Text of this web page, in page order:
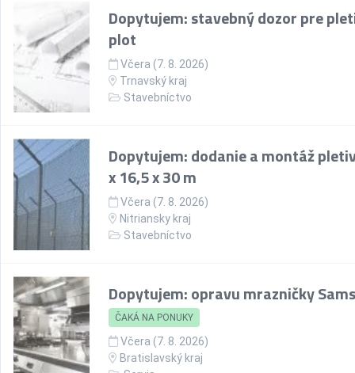
Dopytujem: stavebný dozor pre
plot
Včera (7. 8. 2026)
Trnavský kraj
Stavebníctvo
Dopytujem: dodanie a montáž
x 16,5 x 30 m
Včera (7. 8. 2026)
Nitriansky kraj
Stavebníctvo
Dopytujem: opravu mrazničky
ČAKÁ NA PONUKY
Včera (7. 8. 2026)
Bratislavský kraj